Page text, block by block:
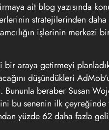
ait blog yazısında
stratejilerinden
işlerinin merkezi
bir araya getirmeyi
düşündükleri
Bununla beraber Susan
bu senenin ilk çeyreğinde
yüzde 62 daha fazla